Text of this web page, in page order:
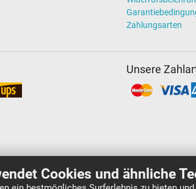
Cookies und ähnliche
Zahlungsarten
Unsere
GmbH